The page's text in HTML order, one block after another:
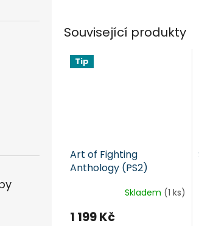
Související produkty
Tip
Art of Fighting
Anthology (PS2)
Skladem (1 ks)
1 199 Kč